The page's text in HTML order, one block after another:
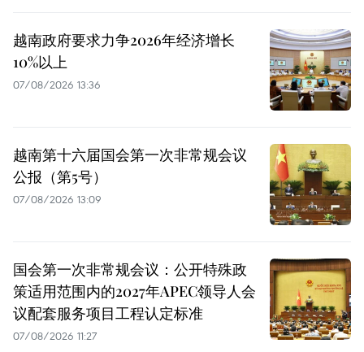
越南政府要求力争2026年经济增长
10%以上
07/08/2026 13:36
越南第十六届国会第一次非常规会议
公报（第5号）
07/08/2026 13:09
国会第一次非常规会议：公开特殊政
策适用范围内的2027年APEC领导人会
议配套服务项目工程认定标准
07/08/2026 11:27